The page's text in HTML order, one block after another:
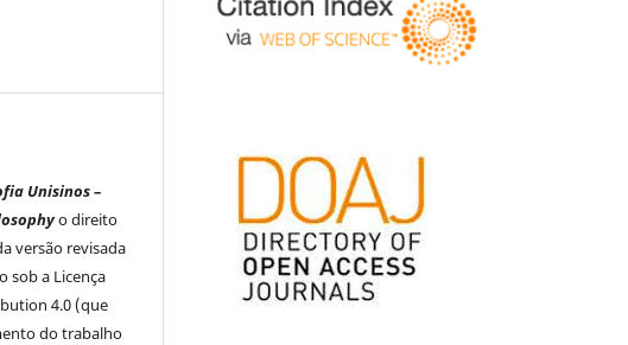
Unisinos –
o direito
versão revisada
sob a Licença
4.0 (que
do trabalho